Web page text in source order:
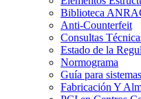
Biblioteca
Anti-Counterfeit
Consultas
Estado de la
Normograma
Guía para
Fabricación Y